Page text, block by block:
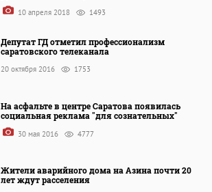
10 апреля 2018 1493
Депутат ГД отметил профессионализм
саратовского телеканала
20 октября 2016 1753
На асфальте в центре Саратова появилась
социальная реклама "для сознательных"
30 мая 2016 4777
Жители аварийного дома на Азина почти 20
лет ждут расселения